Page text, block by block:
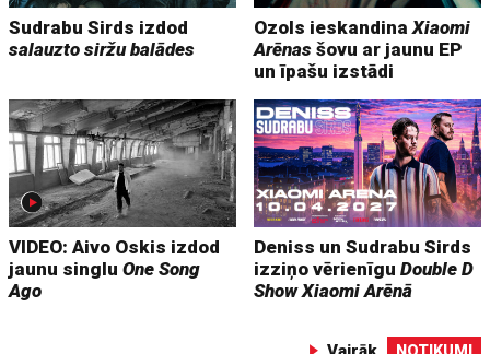
Sudrabu Sirds izdod
salauzto siržu balādes
Ozols ieskandinaXiaomi
Arēnas šovu ar jaunu EP
un īpašu izstādi
VIDEO: Aivo Oskis izdod
jaunu singluOne Song
Ago
Deniss un Sudrabu Sirds
izziņo vērienīguDouble D
Show Xiaomi Arēnā